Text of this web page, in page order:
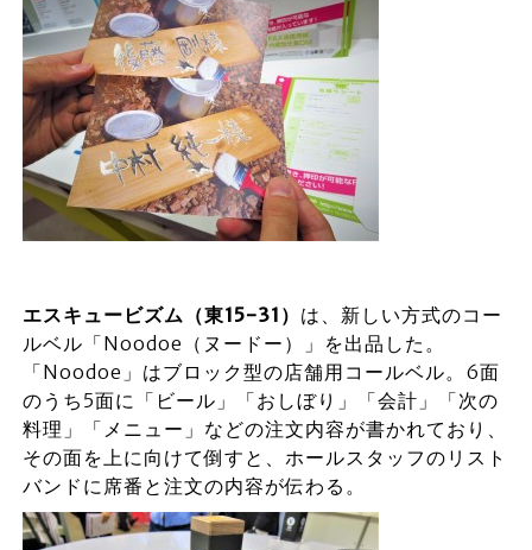
エスキュービズム（東15-31 ） は、新しい方式のコー
ルベル「Noodoe（ヌードー）」を出品した。
「Noodoe」はブロック型の店舗用コールベル。6面
のうち5面に「ビール」「おしぼり」「会計」「次の
料理」「メニュー」などの注文内容が書かれており、
その面を上に向けて倒すと、ホールスタッフのリスト
バンドに席番と注文の内容が伝わる。